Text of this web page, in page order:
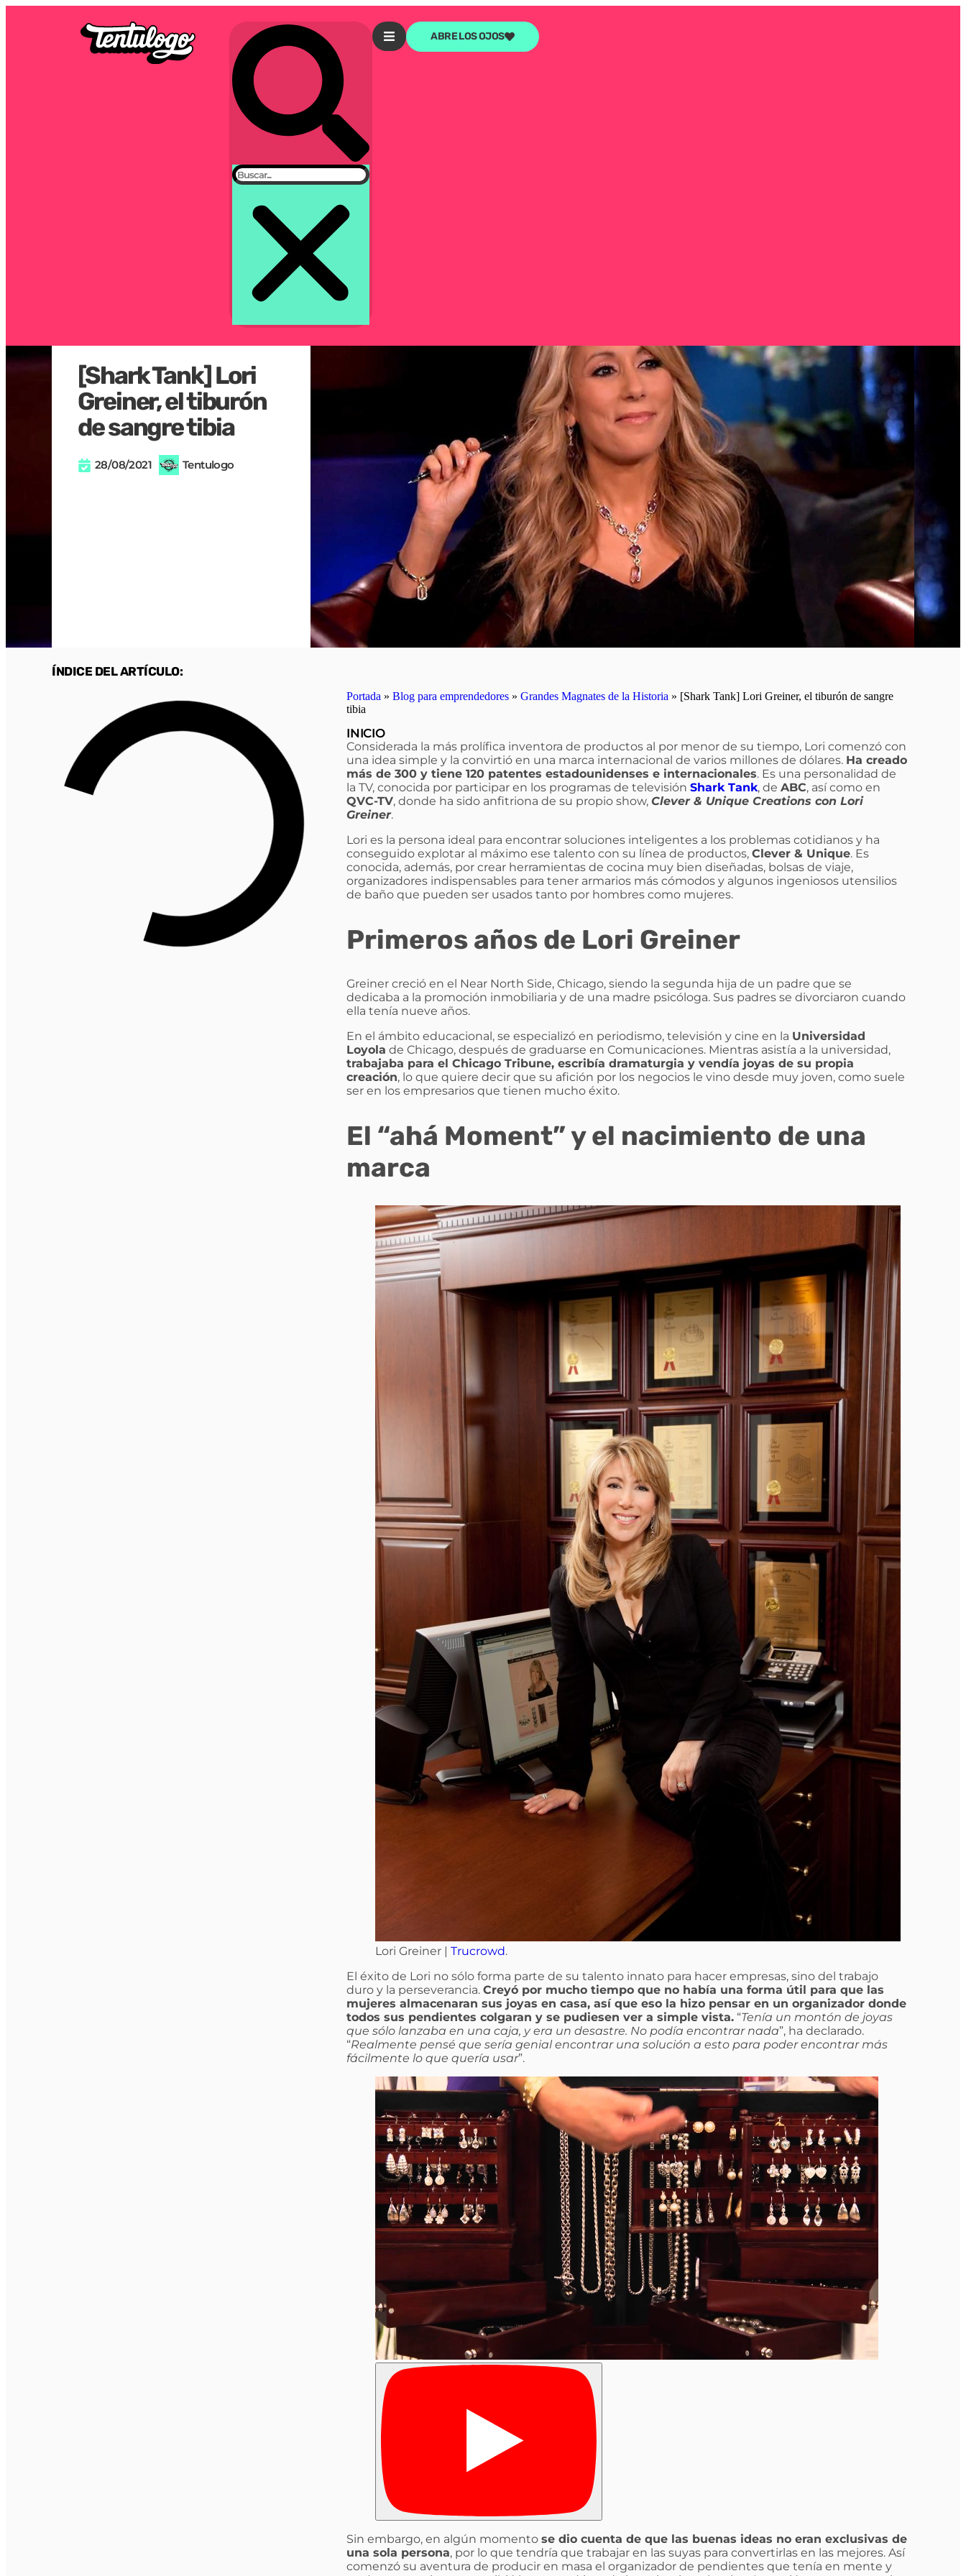
ABRE LOS OJOS
[Shark Tank] Lori
Greiner, el tiburón
de sangre tibia
28/08/2021 Tentulogo
ÍNDICE DEL ARTÍCULO:
Portada » Blog para emprendedores » Grandes Magnates de la Historia » [Shark Tank] Lori Greiner, el tiburón de sangre
tibia
INICIO
Considerada la más prolífica inventora de productos al por menor de su tiempo, Lori comenzó con
una idea simple y la convirtió en una marca internacional de varios millones de dólares. Ha creado
más de 300 y tiene 120 patentes estadounidenses e internacionales. Es una personalidad de
la TV, conocida por participar en los programas de televisión Shark Tank, de ABC, así como en
QVC-TV, donde ha sido anfitriona de su propio show, Clever & Unique Creations con Lori
Greiner.
Lori es la persona ideal para encontrar soluciones inteligentes a los problemas cotidianos y ha
conseguido explotar al máximo ese talento con su línea de productos, Clever & Unique. Es
conocida, además, por crear herramientas de cocina muy bien diseñadas, bolsas de viaje,
organizadores indispensables para tener armarios más cómodos y algunos ingeniosos utensilios
de baño que pueden ser usados tanto por hombres como mujeres.
Primeros años de Lori Greiner
Greiner creció en el Near North Side, Chicago, siendo la segunda hija de un padre que se
dedicaba a la promoción inmobiliaria y de una madre psicóloga. Sus padres se divorciaron cuando
ella tenía nueve años.
En el ámbito educacional, se especializó en periodismo, televisión y cine en la Universidad
Loyola de Chicago, después de graduarse en Comunicaciones. Mientras asistía a la universidad,
trabajaba para el Chicago Tribune, escribía dramaturgia y vendía joyas de su propia
creación, lo que quiere decir que su afición por los negocios le vino desde muy joven, como suele
ser en los empresarios que tienen mucho éxito.
El “ahá Moment” y el nacimiento de una
marca
Lori Greiner | Trucrowd.
El éxito de Lori no sólo forma parte de su talento innato para hacer empresas, sino del trabajo
duro y la perseverancia. Creyó por mucho tiempo que no había una forma útil para que las
mujeres almacenaran sus joyas en casa, así que eso la hizo pensar en un organizador donde
todos sus pendientes colgaran y se pudiesen ver a simple vista. “Tenía un montón de joyas
que sólo lanzaba en una caja, y era un desastre. No podía encontrar nada”, ha declarado.
“Realmente pensé que sería genial encontrar una solución a esto para poder encontrar más
fácilmente lo que quería usar”.
Sin embargo, en algún momento se dio cuenta de que las buenas ideas no eran exclusivas de
una sola persona, por lo que tendría que trabajar en las suyas para convertirlas en las mejores. Así
comenzó su aventura de producir en masa el organizador de pendientes que tenía en mente y